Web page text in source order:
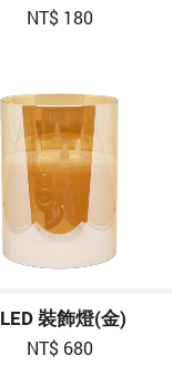
NT$ 180
LED 裝飾燈(金)
NT$ 680